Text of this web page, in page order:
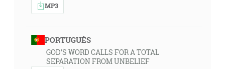
MP3
PORTUGUÊS
GOD'S WORD CALLS FOR A TOTAL
SEPARATION FROM UNBELIEF